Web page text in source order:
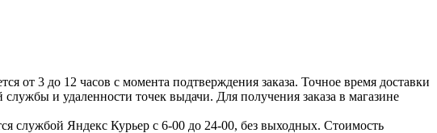
от 3 до 12 часов с момента подтверждения заказа. Точное время доставки
и удаленности точек выдачи. Для получения заказа в магазине
службой Яндекс Курьер с 6-00 до 24-00, без выходных. Стоимость